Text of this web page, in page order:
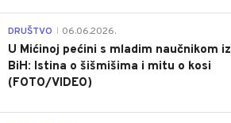
DRUŠTVO 06.06.2026.
U Mićinoj pećini s mladim naučnikom iz
BiH: Istina o šišmišima i mitu o kosi
(FOTO/VIDEO)